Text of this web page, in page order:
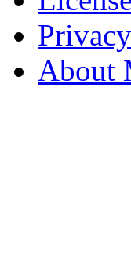
About